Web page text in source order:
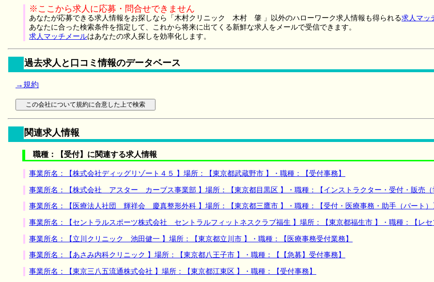
※ここから求人に応募・問合せできません
あなたが応募できる求人情報をお探しなら「木村クリニック 木村 肇 」以外のハローワーク求人情報も得られる求人マッ
あなたに合った検索条件を指定して、これから将来に出てくる新鮮な求人をメールで受信できます。
求人マッチメールはあなたの求人探しを効率化します。
過去求人と口コミ情報のデータベース
→規約
関連求人情報
職種：【受付】に関連する求人情報
事業所名：【株式会社ディッグリゾート４５ 】場所：【東京都武蔵野市 】・職種：【受付事務】
事業所名：【株式会社 アスター カーブス事業部 】場所：【東京都目黒区 】・職種：【インストラクター・受付・販売（
事業所名：【医療法人社団 輝祥会 慶真整形外科 】場所：【東京都三鷹市 】・職種：【受付・医療事務・助手（パート）
事業所名：【セントラルスポーツ株式会社 セントラルフィットネスクラブ福生 】場所：【東京都福生市 】・職種：【レセ
事業所名：【立川クリニック 池田健一 】場所：【東京都立川市 】・職種：【医療事務受付業務】
事業所名：【あさみ内科クリニック 】場所：【東京都八王子市 】・職種：【【急募】受付事務】
事業所名：【東京三八五流通株式会社 】場所：【東京都江東区 】・職種：【受付事務】